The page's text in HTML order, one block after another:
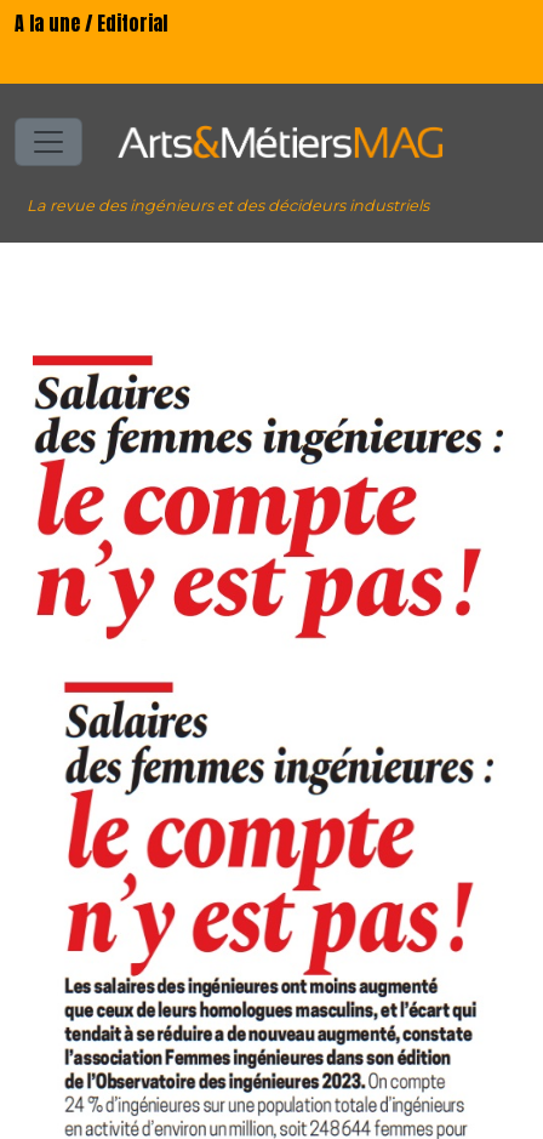
A la une / Editorial
La revue des ingénieurs et des décideurs industriels